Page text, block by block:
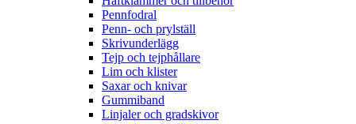
Pennfodral
Penn- och prylställ
Skrivunderlägg
Tejp och tejphållare
Lim och klister
Saxar och knivar
Gummiband
Linjaler och gradskivor